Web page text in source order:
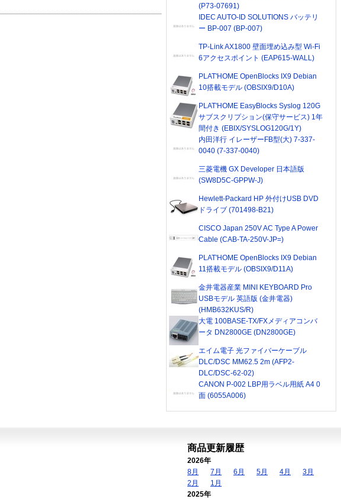
(P73-07691)
IDEC AUTO-ID SOLUTIONS バッテリ
ー BP-007 (BP-007)
TP-Link AX1800 壁面埋め込み型 Wi-Fi
6アクセスポイント (EAP615-WALL)
PLAT'HOME OpenBlocks IX9 Debian
10搭載モデル (OBSIX9/D10A)
PLAT'HOME EasyBlocks Syslog 120G
サブスクリプション(保守サービス) 1年
間付き (EBIX/SYSLOG120G/1Y)
内田洋行 イレーザーFB型(大) 7-337-
0040 (7-337-0040)
三菱電機 GX Developer 日本語版
(SW8D5C-GPPW-J)
Hewlett-Packard HP 外付けUSB DVD
ドライブ (701498-B21)
CISCO Japan 250V AC Type A Power
Cable (CAB-TA-250V-JP=)
PLAT'HOME OpenBlocks IX9 Debian
11搭載モデル (OBSIX9/D11A)
金井電器産業 MINI KEYBOARD Pro
USBモデル 英語版 (金井電器)
(HMB632KUS/R)
大電 100BASE-TX/FXメディアコンバ
ータ DN2800GE (DN2800GE)
エイム電子 光ファイバーケーブル
DLC/DSC MM62.5 2m (AFP2-
DLC/DSC-62-02)
CANON P-002 LBP用ラベル用紙 A4 0
面 (6055A006)
商品更新履歴
2026年
8月
7月 6月 5月 4月
3月
2月
1月
2025年